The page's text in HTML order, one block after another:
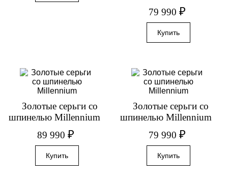
79 990 ₽
Золотые серьги со
шпинелью Millennium
89 990₽
Золотые серьги со
шпинелью Millennium
79 990 ₽